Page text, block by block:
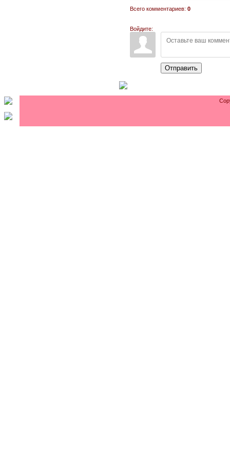
Всего комментариев: 0
Войдите:
Отправить